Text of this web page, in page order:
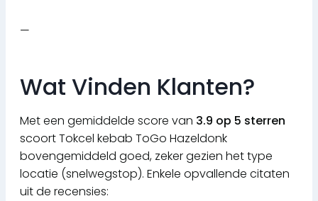
—
Wat Vinden Klanten?
Met een gemiddelde score van 3.9 op 5 sterren
scoort Tokcel kebab ToGo Hazeldonk
bovengemiddeld goed, zeker gezien het type
locatie (snelwegstop). Enkele opvallende citaten
uit de recensies: